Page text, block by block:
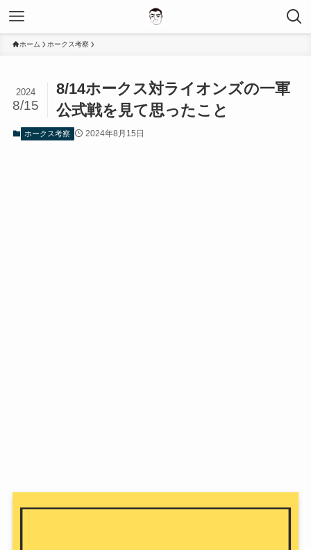
ホーム ホークス考察
8/14ホークス対ライオンズの一軍
公式戦を見て思ったこと
2024
8/15
ホークス考察 2024年8月15日